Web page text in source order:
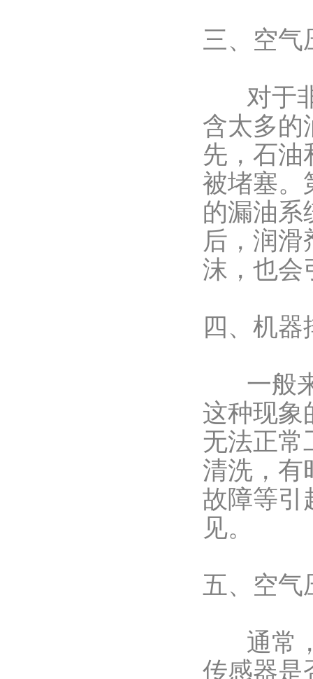
三、空气
对于非
含太多的
先，石油
被堵塞。
的漏油系
后，润滑
沫，也会
四、机
一般来
这种现象
无法正常
清洗，有
故障等引
见。
五、空气
通常，
传感器是